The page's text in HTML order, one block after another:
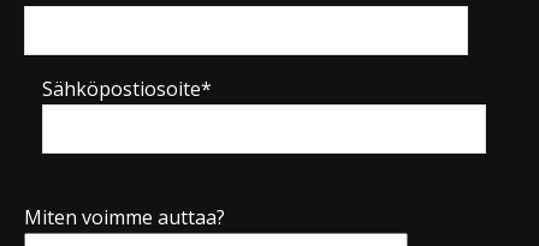
Sähköpostiosoite*
Miten voimme auttaa?